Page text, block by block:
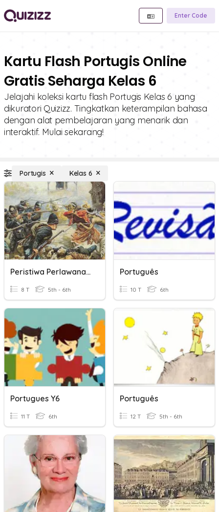
Enter Code
Kartu Flash Portugis Online
Gratis Seharga Kelas 6
Jelajahi koleksi kartu flash Portugis Kelas 6 yang
dikuratori Quizizz. Tingkatkan keterampilan bahasa
dengan alat pembelajaran yang menarik dan
interaktif. Mulai sekarang!
Portugis Kelas 6
Peristiwa Perlawanan Terhadap Kolonial Portugis Dan Belanda
8 T 5th - 6th
Português
10 T 6th
Portugues Y6
11 T 6th
Português
12 T 5th - 6th